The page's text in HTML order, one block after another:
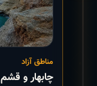
مناطق آزاد
چابهار و قشم